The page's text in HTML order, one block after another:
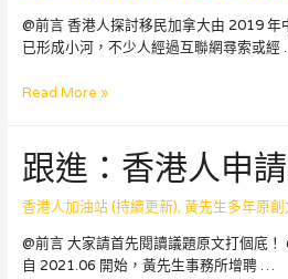
港
人
@前言 香港人探討移民加拿大由 2019
已形成小河，不少人經過互聯網尋索或經
移
要
規
劃
病
人
Read More »
跟進：香港人申
香港人加油站 (持續更新), 黃先生多年原
@前言 大家請首先閱讀議題原文打個底
自 2021.06 開始，黃先生事務所增聘 …